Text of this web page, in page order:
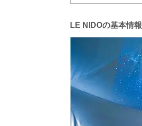
LE NIDOの基本情報